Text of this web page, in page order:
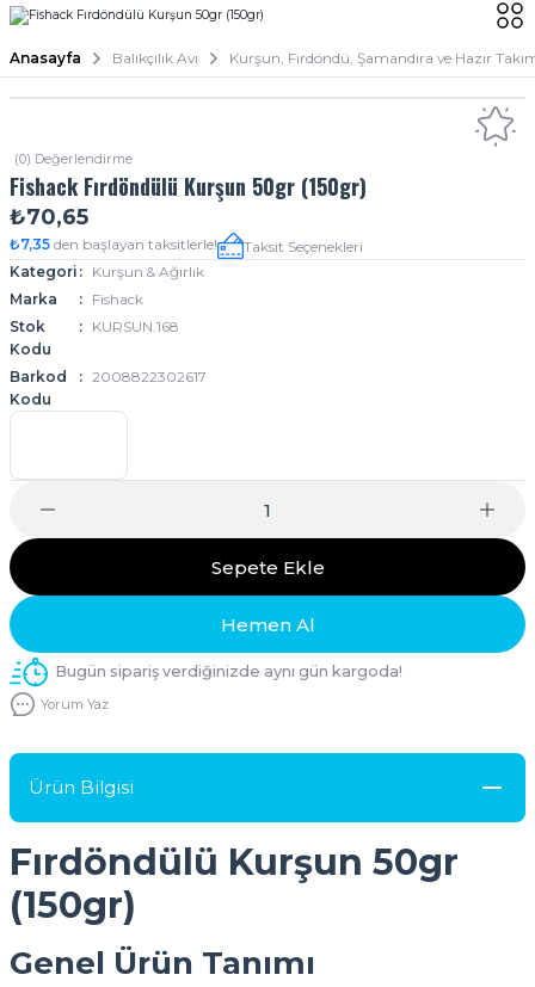
Anasayfa Balıkçılık Avı Kurşun, Fırdöndü, Şamandıra ve Hazır
(0) Değerlendirme
Fishack Fırdöndülü Kurşun 50gr (150gr)
₺70,65
₺7,35 den başlayan taksitlerle!
Taksit Seçenekleri
Kategori
Kurşun & Ağırlık
Marka
Fishack
Stok
Kodu
KURSUN.168
Barkod
Kodu
2008822302617
Sepete Ekle
Hemen Al
Bugün sipariş verdiğinizde aynı gün kargoda!
Yorum Yaz
Ürün Bilgisi
Fırdöndülü Kurşun 50gr
(150gr)
Genel Ürün Tanımı